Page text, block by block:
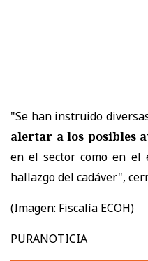
"Se han instruido
alertar a los posibles
en el sector como en el
hallazgo del cadáver",
(Imagen: Fiscalía ECOH)
PURANOTICIA